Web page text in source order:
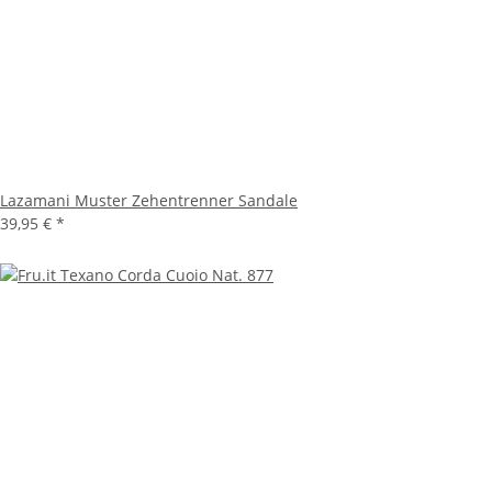
Lazamani Muster Zehentrenner Sandale
39,95 € *